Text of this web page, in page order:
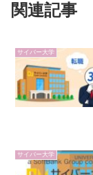
関連記事
サイバー大学
サイバー大学